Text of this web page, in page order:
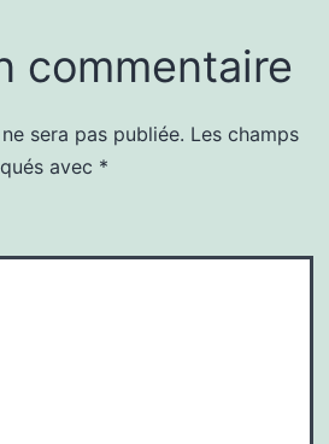
commentaire
sera pas publiée. Les champs
avec *